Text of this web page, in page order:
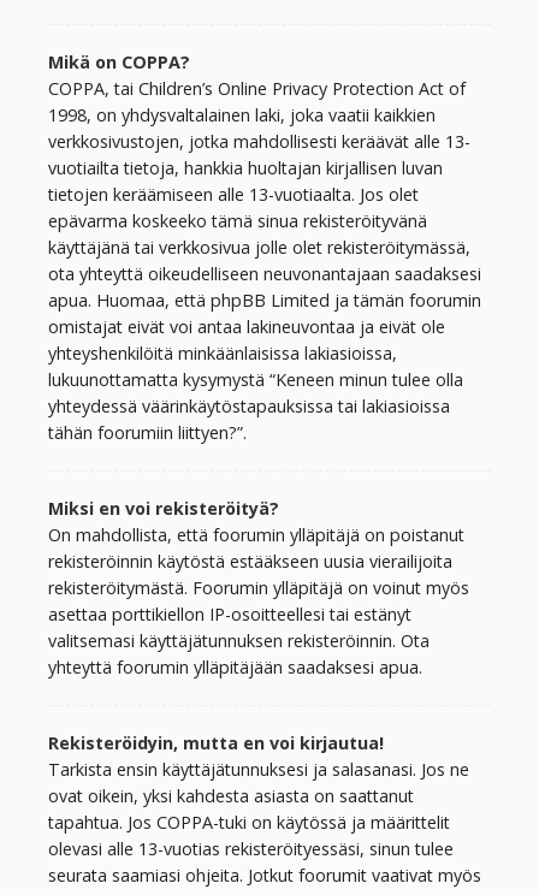
Mikä on COPPA?
COPPA, tai Children’s Online Privacy Protection Act of
1998, on yhdysvaltalainen laki, joka vaatii kaikkien
verkkosivustojen, jotka mahdollisesti keräävät alle 13-
vuotiailta tietoja, hankkia huoltajan kirjallisen luvan
tietojen keräämiseen alle 13-vuotiaalta. Jos olet
epävarma koskeeko tämä sinua rekisteröityvänä
käyttäjänä tai verkkosivua jolle olet rekisteröitymässä,
ota yhteyttä oikeudelliseen neuvonantajaan saadaksesi
apua. Huomaa, että phpBB Limited ja tämän foorumin
omistajat eivät voi antaa lakineuvontaa ja eivät ole
yhteyshenkilöitä minkäänlaisissa lakiasioissa,
lukuunottamatta kysymystä “Keneen minun tulee olla
yhteydessä väärinkäytöstapauksissa tai lakiasioissa
tähän foorumiin liittyen?”.
Miksi en voi rekisteröityä?
On mahdollista, että foorumin ylläpitäjä on poistanut
rekisteröinnin käytöstä estääkseen uusia vierailijoita
rekisteröitymästä. Foorumin ylläpitäjä on voinut myös
asettaa porttikiellon IP-osoitteellesi tai estänyt
valitsemasi käyttäjätunnuksen rekisteröinnin. Ota
yhteyttä foorumin ylläpitäjään saadaksesi apua.
Rekisteröidyin, mutta en voi kirjautua!
Tarkista ensin käyttäjätunnuksesi ja salasanasi. Jos ne
ovat oikein, yksi kahdesta asiasta on saattanut
tapahtua. Jos COPPA-tuki on käytössä ja määrittelit
olevasi alle 13-vuotias rekisteröityessäsi, sinun tulee
seurata saamiasi ohjeita. Jotkut foorumit vaativat myös